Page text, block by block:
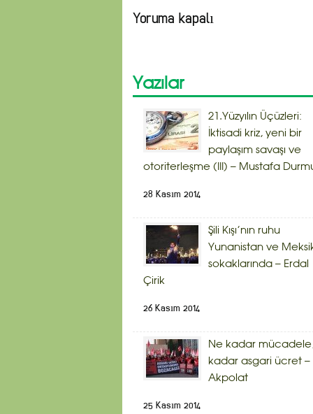
Yoruma kapalı
Yazılar
21.Yüzyılın Üçüzleri:
İktisadi kriz, yeni bir
paylaşım savaşı ve
otoriterleşme (III) – Mustafa
28 Kasım 2014
Şili Kışı’nın ruhu
Yunanistan ve
sokaklarında – Erdal
Çirik
26 Kasım 2014
Ne kadar
kadar asgari ücret –
Akpolat
25 Kasım 2014